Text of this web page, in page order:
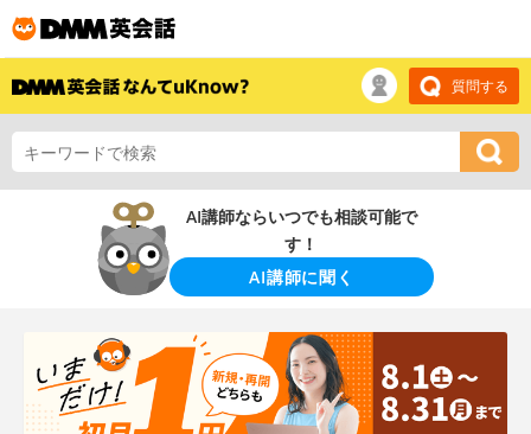
質問する
AI講師ならいつでも相談可能で
す！
AI講師に聞く